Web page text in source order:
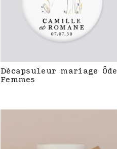
Décapsuleur mariage Ôde
Femmes